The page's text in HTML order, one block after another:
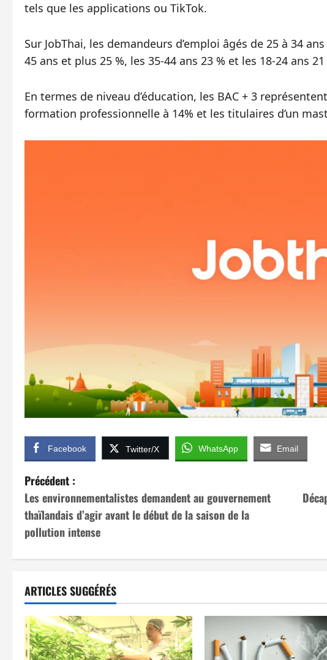
tels que les applications ou TikTok.
Sur JobThai, les demandeurs d’emploi âgés de 25 à 34
45 ans et plus 25 %, les 35-44 ans 23 % et les 18-24 ans 21
En termes de niveau d’éducation, les BAC + 3
formation professionnelle à 14% et les titulaires d’un
Facebook Twitter/X WhatsApp Email
N
a
v
i
g
a
t
Précédent :
Les environnementalistes demandent au gouvernement
thaïlandais d’agir avant le début de la saison de la
pollution intense
ARTICLES SUGGÉRÉS